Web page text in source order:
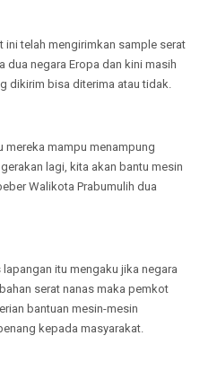
ini telah mengirimkan sample serat
dua negara Eropa dan kini masih
dikirim bisa diterima atau tidak.
mereka mampu menampung
lagi, kita akan bantu mesin
Walikota Prabumulih dua
itu mengaku jika negara
serat nanas maka pemkot
bantuan mesin-mesin
kepada masyarakat.